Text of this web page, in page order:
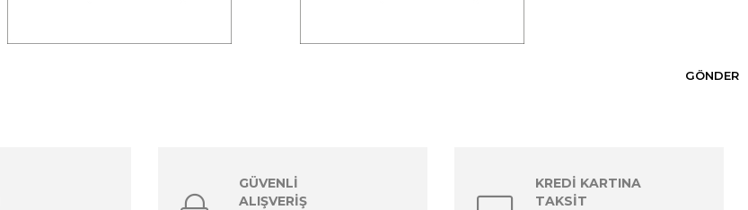
GÖNDER
GÜVENLİ
ALIŞVERİŞ
KREDİ KARTINA
TAKSİT